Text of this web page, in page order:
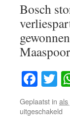
Bosch
Geplaatst in als
uitgeschakeld